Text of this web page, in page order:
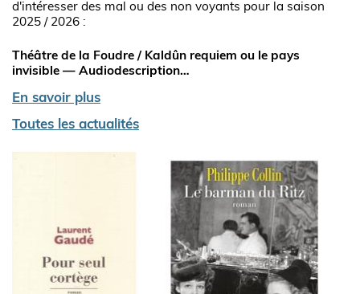
d'intéresser des mal ou des non voyants pour la saison
2025 / 2026 :
Théâtre de la Foudre / Kaldûn requiem ou le pays
invisible — Audiodescription…
En savoir plus
Toutes les actualités